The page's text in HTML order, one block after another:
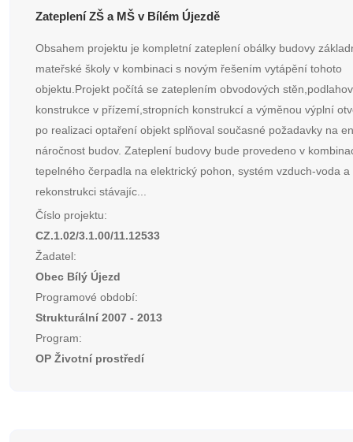
Zateplení ZŠ a MŠ v Bílém Újezdě
Obsahem projektu je kompletní zateplení obálky budovy
mateřské školy v kombinaci s novým řešením vytápění tohoto
objektu.Projekt počítá se zateplením obvodových
konstrukce v přízemí,stropních konstrukcí a výměnou výplní
po realizaci optaření objekt splňoval současné požadavky na
náročnost budov. Zateplení budovy bude provedeno v
tepelného čerpadla na elektrický pohon, systém vzduch-voda
rekonstrukci stávajíc...
Číslo projektu:
CZ.1.02/3.1.00/11.12533
Žadatel:
Obec Bílý Újezd
Programové období:
Strukturální 2007 - 2013
Program:
OP Životní prostředí